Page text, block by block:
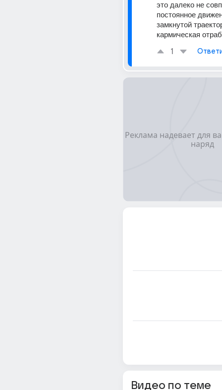
это далеко не
постоянное
замкнутой
кармическая
1
Видео по теме